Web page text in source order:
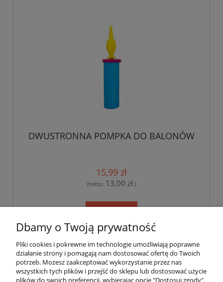
DWUSTRONNA POMPKA DO BALONÓW
15,99 zł
(netto: 13,00 zł )
do koszyka
Pomoc
Dostawa
Dbamy o Twoją prywatność
Pliki cookies i pokrewne im technologie umożliwiają poprawne
działanie strony i pomagają nam dostosować ofertę do Twoich
potrzeb. Możesz zaakceptować wykorzystanie przez nas
wszystkich tych plików i przejść do sklepu lub dostosować użycie
plików do swoich preferencji, wybierając opcję "Dostosuj zgody".